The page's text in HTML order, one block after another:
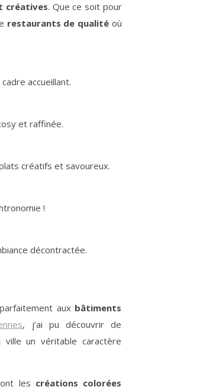
créatives. Que ce soit pour
restaurants de qualité où
accueillant.
et raffinée.
créatifs et savoureux.
!
décontractée.
aux bâtiments
, j’ai pu découvrir de
un véritable caractère
les créations colorées